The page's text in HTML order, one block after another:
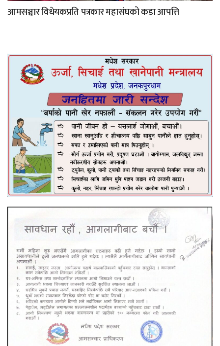
आमसञ्चार विधेयकप्रति पत्रकार महासंघको कडा आपत्ति